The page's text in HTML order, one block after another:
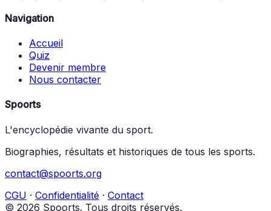
Navigation
Accueil
Quiz
Devenir membre
Nous contacter
Spoorts
L'encyclopédie vivante du sport.
Biographies, résultats et historiques de tous les sports.
contact@spoorts.org
CGU · Confidentialité · Contact
© 2026 Spoorts. Tous droits réservés.